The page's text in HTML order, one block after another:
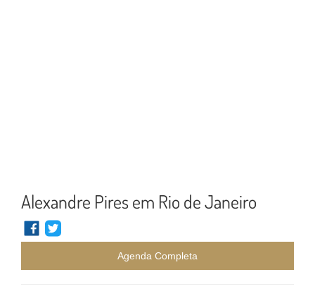
Alexandre Pires em Rio de Janeiro
Agenda Completa